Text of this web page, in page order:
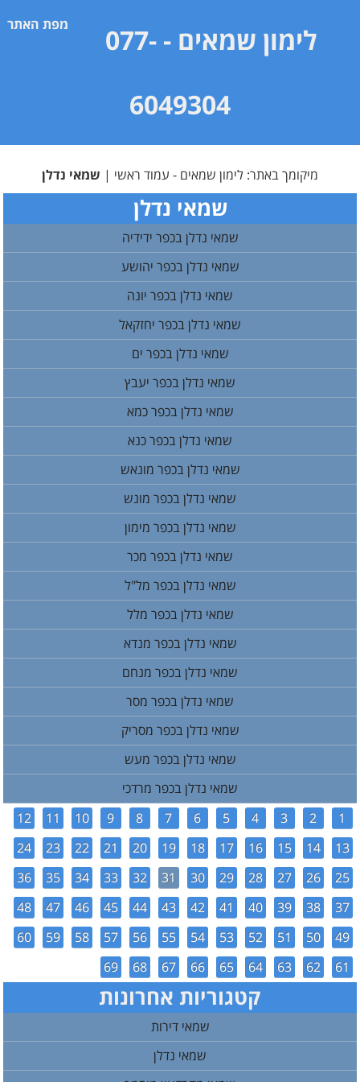
מפת האתר לימון שמאים
- 077-
6049304
מיקומך באתר: לימון שמאים - עמוד ראשי | שמאי נדלן
שמאי נדלן
שמאי נדלן בכפר ידידיה
שמאי נדלן בכפר יהושע
שמאי נדלן בכפר יונה
שמאי נדלן בכפר יחזקאל
שמאי נדלן בכפר ים
שמאי נדלן בכפר יעבץ
שמאי נדלן בכפר כמא
שמאי נדלן בכפר כנא
שמאי נדלן בכפר מונאש
שמאי נדלן בכפר מונש
שמאי נדלן בכפר מימון
שמאי נדלן בכפר מכר
שמאי נדלן בכפר מל"ל
שמאי נדלן בכפר מלל
שמאי נדלן בכפר מנדא
שמאי נדלן בכפר מנחם
שמאי נדלן בכפר מסר
שמאי נדלן בכפר מסריק
שמאי נדלן בכפר מעש
שמאי נדלן בכפר מרדכי
1
2
3
4
5
6
7
8
9
10
11
12
13
14
15
16
17
18
19
20
21
22
23
24
25
26
27
28
29
30
31
32
33
34
35
36
37
38
39
40
41
42
43
44
45
46
47
48
49
50
51
52
53
54
55
56
57
58
59
60
61
62
63
64
65
66
67
68
69
קטגוריות אחרונות
שמאי דירות
שמאי נדלן